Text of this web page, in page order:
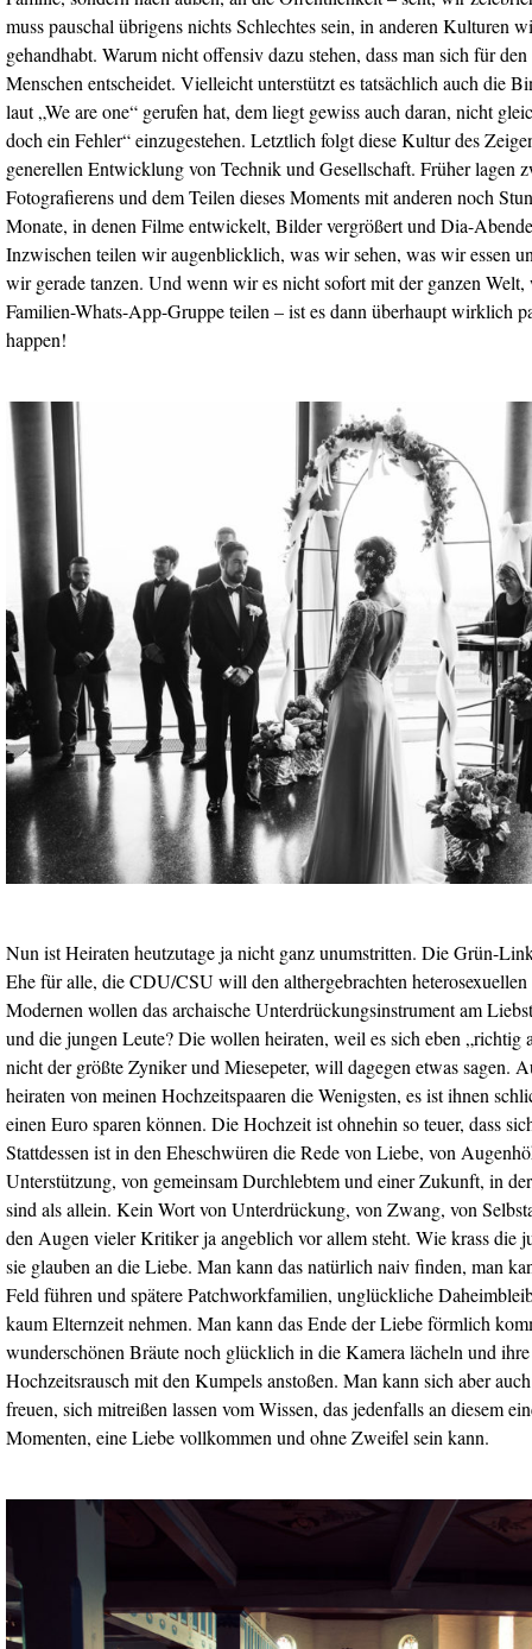
muss pauschal übrigens nichts Schlechtes sein, in anderen Kulturen
gehandhabt. Warum nicht offensiv dazu stehen, dass man sich für
Menschen entscheidet. Vielleicht unterstützt es tatsächlich auch die
laut „We are one“ gerufen hat, dem liegt gewiss auch daran, nicht
doch ein Fehler“ einzugestehen. Letztlich folgt diese Kultur des
generellen Entwicklung von Technik und Gesellschaft. Früher lagen
Fotografierens und dem Teilen dieses Moments mit anderen noch
Monate, in denen Filme entwickelt, Bilder vergrößert und Dia-
Inzwischen teilen wir augenblicklich, was wir sehen, was wir essen
wir gerade tanzen. Und wenn wir es nicht sofort mit der ganzen Welt,
Familien-Whats-App-Gruppe teilen – ist es dann überhaupt wirklich
happen!
Nun ist Heiraten heutzutage ja nicht ganz unumstritten. Die Grün-
Ehe für alle, die CDU/CSU will den althergebrachten
Modernen wollen das archaische Unterdrückungsinstrument am
und die jungen Leute? Die wollen heiraten, weil es sich eben „richtig
nicht der größte Zyniker und Miesepeter, will dagegen etwas sagen.
heiraten von meinen Hochzeitspaaren die Wenigsten, es ist ihnen
einen Euro sparen können. Die Hochzeit ist ohnehin so teuer, dass
Stattdessen ist in den Eheschwüren die Rede von Liebe, von
Unterstützung, von gemeinsam Durchlebtem und einer Zukunft, in
sind als allein. Kein Wort von Unterdrückung, von Zwang, von
den Augen vieler Kritiker ja angeblich vor allem steht. Wie krass die
sie glauben an die Liebe. Man kann das natürlich naiv finden, man
Feld führen und spätere Patchworkfamilien, unglückliche
kaum Elternzeit nehmen. Man kann das Ende der Liebe förmlich
wunderschönen Bräute noch glücklich in die Kamera lächeln und
Hochzeitsrausch mit den Kumpels anstoßen. Man kann sich aber
freuen, sich mitreißen lassen vom Wissen, das jedenfalls an diesem
Momenten, eine Liebe vollkommen und ohne Zweifel sein kann.